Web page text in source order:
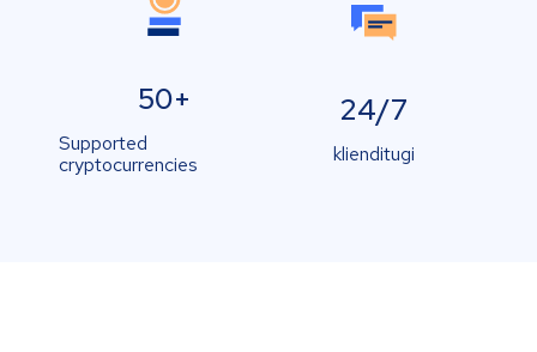
50+
Supported
cryptocurrencies
24/7
klienditugi